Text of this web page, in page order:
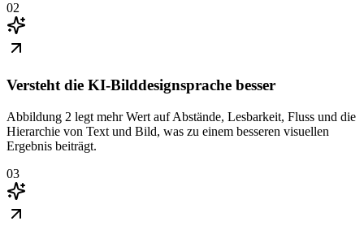
02
Versteht die KI-Bilddesignsprache besser
Abbildung 2 legt mehr Wert auf Abstände, Lesbarkeit, Fluss und die
Hierarchie von Text und Bild, was zu einem besseren visuellen
Ergebnis beiträgt.
03